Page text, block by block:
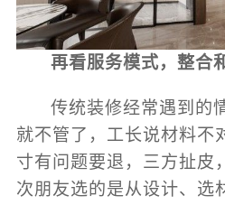
再看服务模式，整合
传统装修经常遇到的
就不管了，工长说材料不
寸有问题要退，三方扯皮
次朋友选的是从设计、选